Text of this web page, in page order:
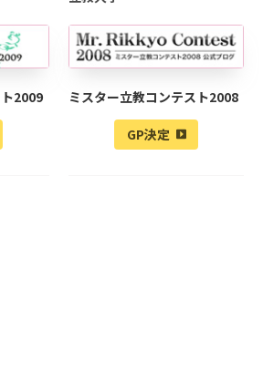
2009 ミスター立教コンテスト2008
GP決定